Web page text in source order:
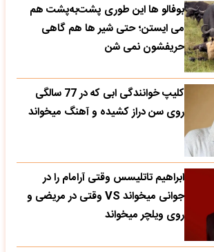
بوفالو ها این‌ طوری پشت‌به‌پشت هم
می‌ ایستن؛ حتی شیر ها هم گاهی
حریفشون نمی‌ شن
کلیپ خوانندگی ابی که در 77 سالگی
روی سن دراز کشیده و آهنگ میخواند
ابراهیم تاتلیسس وقتی آرامام را در
جوانی میخواند VS وقتی در مریضی و
روی ویلچر میخواند